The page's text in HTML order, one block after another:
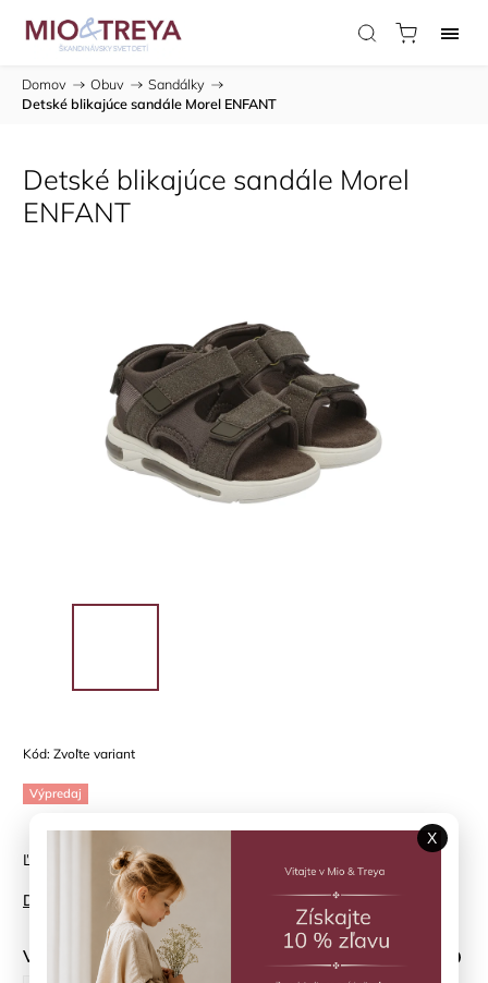
Domov / Obuv / Sandálky /
Detské blikajúce sandále Morel ENFANT
Detské blikajúce sandále Morel
ENFANT
Kód: Zvoľte variant
Výpredaj
Ľahké sandále pre letné dni
Detailné informácie
Veľkosť topánky
X